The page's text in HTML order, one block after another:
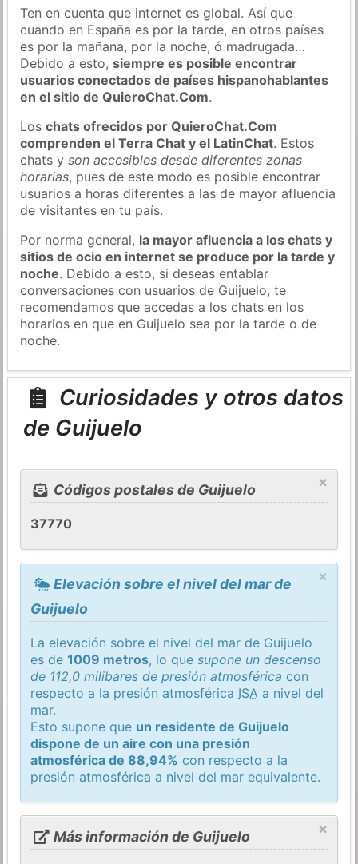
Ten en cuenta que internet es global. Así que
cuando en España es por la tarde, en otros países
es por la mañana, por la noche, ó madrugada…
Debido a esto,siempre es posible encontrar
usuarios conectados de países hispanohablantes
en el sitio de QuieroChat.Com.
Loschats ofrecidos por QuieroChat.Com
comprenden el Terra Chat y el LatinChat. Estos
chats yson accesibles desde diferentes zonas
horarias, pues de este modo es posible encontrar
usuarios a horas diferentes a las de mayor afluencia
de visitantes en tu país.
Por norma general, la mayor afluencia a los chats y
sitios de ocio en internet se produce por la tarde y
noche. Debido a esto, si deseas entablar
conversaciones con usuarios de Guijuelo, te
recomendamos que accedas a los chats en los
horarios en que en Guijuelo sea por la tarde o de
noche.
Curiosidades y otros datos
de Guijuelo
×
Códigos postales de Guijuelo
37770
×
Elevación sobre el nivel del mar de
Guijuelo
La elevación sobre el nivel del mar de Guijuelo
es de1009 metros, lo quesupone un descenso
de 112,0 milibares de presión atmosférica con
respecto a la presión atmosférica ISA a nivel del
mar.
Esto supone que un residente de Guijuelo
dispone de un aire con una presión
atmosférica de 88,94% con respecto a la
presión atmosférica a nivel del mar equivalente.
×
Más información de Guijuelo